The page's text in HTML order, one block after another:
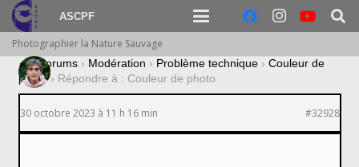
ASCPF
Photographier la Nature Sauvage
› Forums › Modération › Problème technique › Couleur de
photo › Répondre à : Couleur de photo
30 octobre 2023 à 11 h 16 min #32928